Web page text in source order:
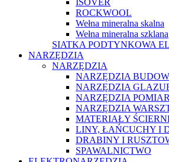
ISOVER
ROCKWOOL
Wełna mineralna skalna
Wełna mineralna szklana
SIATKA PODTYNKOWA
NARZĘDZIA
NARZĘDZIA
NARZĘDZIA
NARZĘDZIA
NARZĘDZIA
NARZĘDZIA
MATERIAŁY
LINY, ŁAŃCUCHY I
DRABINY I
SPAWALNICTWO